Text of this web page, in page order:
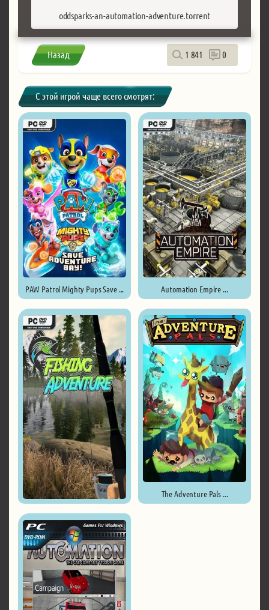
oddsparks-an-automation-adventure.torrent
Назад 1 841 0
С этой игрой чаще всего смотрят:
PAW Patrol Mighty Pups Save ... Automation Empire ...
The Adventure Pals ...